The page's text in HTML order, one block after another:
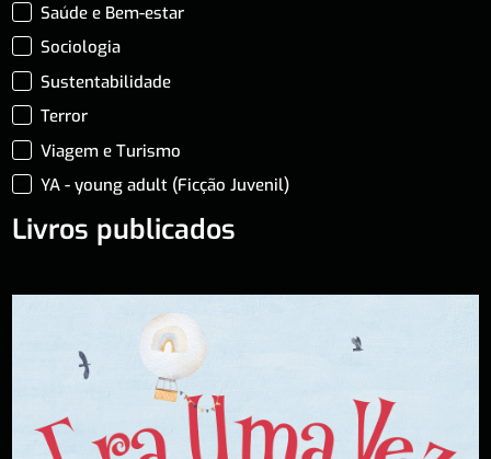
Saúde e Bem-estar
Sociologia
Sustentabilidade
Terror
Viagem e Turismo
YA - young adult (Ficção Juvenil)
Livros publicados